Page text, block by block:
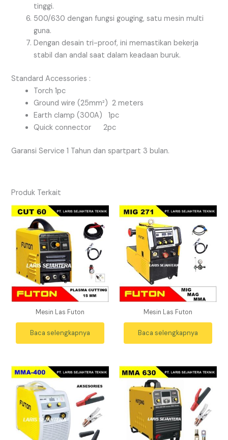
tinggi.
500/630 dengan fungsi gouging, satu mesin multi
guna.
Dengan desain tri-proof, ini memastikan bekerja
stabil dan andal saat dalam keadaan buruk.
Standard Accessories :
Torch 1pc
Ground wire (25mm²) 2 meters
Earth clamp (300A) 1pc
Quick connector 2pc
Garansi Service 1 Tahun dan spartpart 3 bulan.
Produk Terkait
Mesin Las Futon
Baca selengkapnya
Mesin Las Futon
Baca selengkapnya